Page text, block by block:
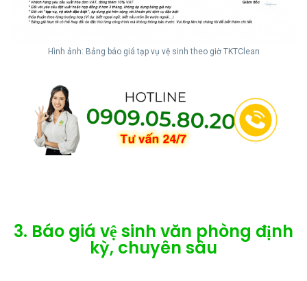
Hình ảnh: Bảng báo giá tạp vụ vệ sinh theo giờ TKTClean
3. Báo giá vệ sinh văn phòng định
kỳ, chuyên sâu